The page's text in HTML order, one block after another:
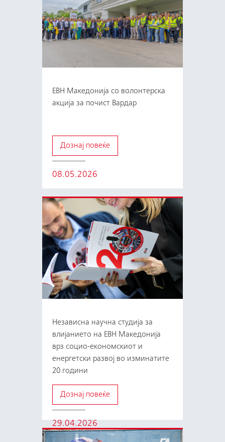
ЕВН Македонија со волонтерска
акција за почист Вардар
Дознај повеќе
08.05.2026
Независна научна студија за
влијанието на ЕВН Македонија
врз социо-економскиот и
енергетски развој во изминатите
20 години
Дознај повеќе
29.04.2026